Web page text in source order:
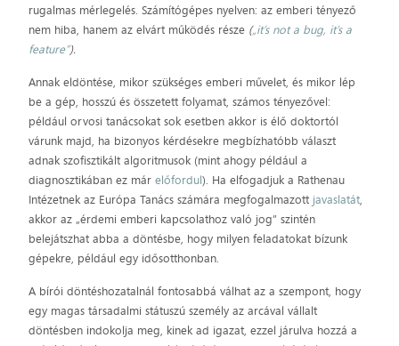
rugalmas mérlegelés. Számítógépes nyelven: az emberi tényező
nem hiba, hanem az elvárt működés része („it’s not a bug, it’s a
feature”).
Annak eldöntése, mikor szükséges emberi művelet, és mikor lép
be a gép, hosszú és összetett folyamat, számos tényezővel:
például orvosi tanácsokat sok esetben akkor is élő doktortól
várunk majd, ha bizonyos kérdésekre megbízhatóbb választ
adnak szofisztikált algoritmusok (mint ahogy például a
diagnosztikában ez márelőfordul). Ha elfogadjuk a Rathenau
Intézetnek az Európa Tanács számára megfogalmazott javaslatát,
akkor az „érdemi emberi kapcsolathoz való jog” szintén
belejátszhat abba a döntésbe, hogy milyen feladatokat bízunk
gépekre, például egy idősotthonban.
A bírói döntéshozatalnál fontosabbá válhat az a szempont, hogy
egy magas társadalmi státuszú személy az arcával vállalt
döntésben indokolja meg, kinek ad igazat, ezzel járulva hozzá a